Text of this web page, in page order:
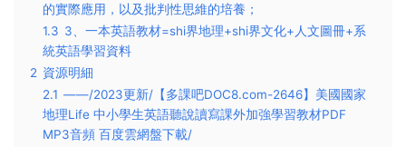
的實際應用，以及批判性思維的培養；
1.3 3、一本英語教材=shi界地理+shi界文化+人文圖冊+系
統英語學習資料
2 資源明細
2.1 ——/2023更新/【多課吧DOC8.com-2646】美國國家
地理Life 中小學生英語聽說讀寫課外加強學習教材PDF
MP3音頻 百度雲網盤下載/